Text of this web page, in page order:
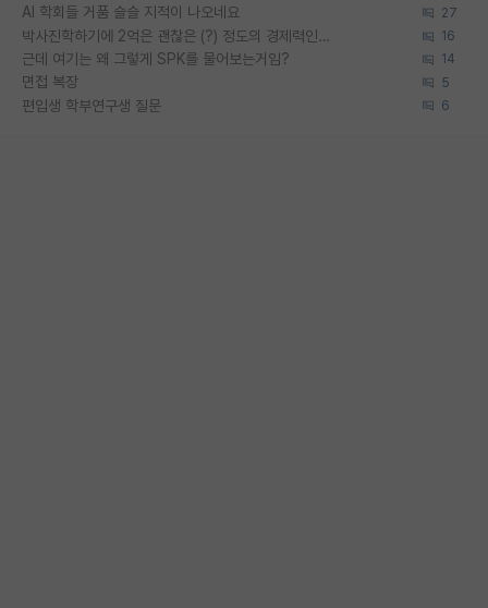
AI 학회들 거품 슬슬 지적이 나오네요 27
박사진학하기에 2억은 괜찮은 (?) 정도의 경제력인가요 16
근데 여기는 왜 그렇게 SPK를 물어보는거임? 14
면접 복장 5
편입생 학부연구생 질문 6